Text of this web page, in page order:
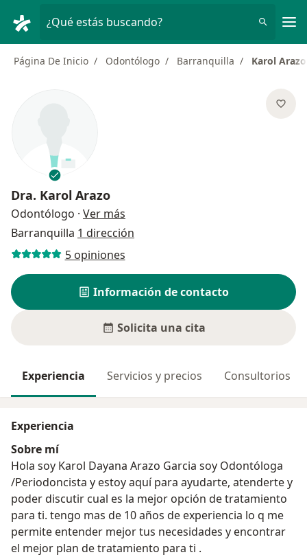
¿Qué estás buscando?
Página De Inicio Odontólogo Barranquilla Karol Arazo
Dra. Karol Arazo
Odontólogo · Ver más
Barranquilla 1 dirección
5 opiniones
Información de contacto
Solicita una cita
Experiencia Servicios y precios Consultorios
Experiencia
Sobre mí
Hola soy Karol Dayana Arazo Garcia soy Odontóloga
/Periodoncista y estoy aquí para ayudarte, atenderte y
poder discutir cual es la mejor opción de tratamiento
para ti. tengo mas de 10 años de experiencia lo q me
permite entender mejor tus necesidades y encontrar
el mejor plan de tratamiento para ti .